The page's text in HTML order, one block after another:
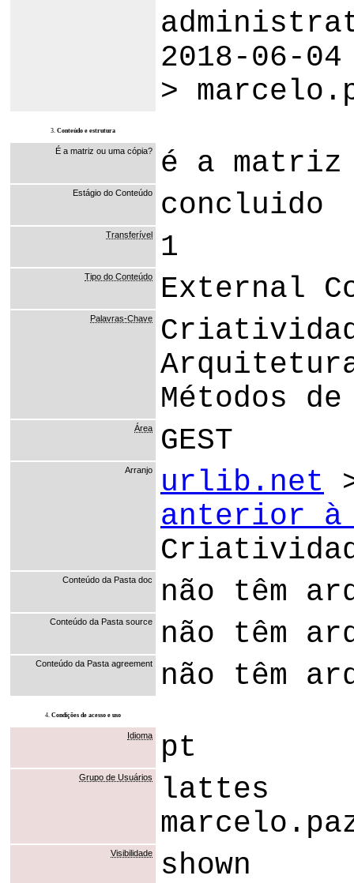
2018-06-
>
3. Conteúdo e estrutura
É a matriz ou uma cópia? é a matriz
Estágio do Conteúdo concluido
Transferível 1
Tipo do Conteúdo External
Palavras-Chave
Métodos
Área GEST
Arranjo urlib.net
anterior à
Conteúdo da Pasta doc não têm
Conteúdo da Pasta source não têm
Conteúdo da Pasta agreement não têm
4. Condições de acesso e uso
Idioma pt
Grupo de Usuários
lattes
Visibilidade shown